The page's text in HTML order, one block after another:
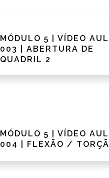
MÓDULO 5 | VÍDEO
003 | ABERTURA DE
QUADRIL 2
MÓDULO 5 | VÍDEO
004 | FLEXÃO /